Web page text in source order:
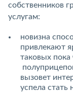
собственников
услугам:
новизна
привлекают
таковых
вызовет
успела стать